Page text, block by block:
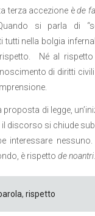
terza accezione ède
si parla di
tutti nella bolgia
Né al rispetto
di diritti
proposta di legge,
il discorso si chiude
interessare
è rispetto de noantri.
, rispetto